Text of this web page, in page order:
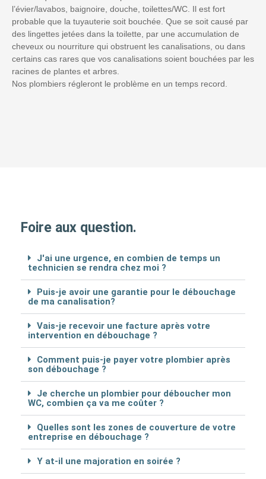
l’évier/lavabos, baignoire, douche, toilettes/WC. Il est fort
probable que la tuyauterie soit bouchée. Que se soit causé par
des lingettes jetées dans la toilette, par une accumulation de
cheveux ou nourriture qui obstruent les canalisations, ou dans
certains cas rares que vos canalisations soient bouchées par les
racines de plantes et arbres.
Nos plombiers régleront le problème en un temps record.
Foire aux question.
J'ai une urgence, en combien de temps un
technicien se rendra chez moi ?
Puis-je avoir une garantie pour le débouchage
de ma canalisation?
Vais-je recevoir une facture après votre
intervention en débouchage ?
Comment puis-je payer votre plombier après
son débouchage ?
Je cherche un plombier pour déboucher mon
WC, combien ça va me coûter ?
Quelles sont les zones de couverture de votre
entreprise en débouchage ?
Y at-il une majoration en soirée ?